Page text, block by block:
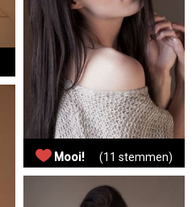
Mooi! (11 stemmen)